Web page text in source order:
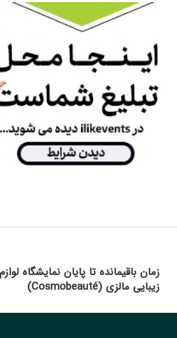
زمان باقیمانده تا پایان نمایشگاه
زیبایی مالزی (Cosmobeauté)